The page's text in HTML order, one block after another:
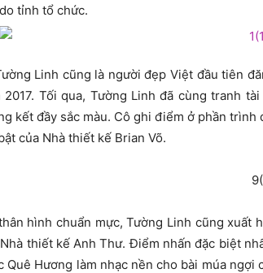
tỉnh tổ chức.
Linh cũng là người đẹp Việt đầu tiên
2017. Tối qua, Tường Linh đã cùng tranh
kết đầy sắc màu. Cô ghi điểm ở phần
của Nhà thiết kế Brian Võ.
hình chuẩn mực, Tường Linh cũng xuất
thiết kế Anh Thư. Điểm nhấn đặc biệt
Quê Hương làm nhạc nền cho bài múa